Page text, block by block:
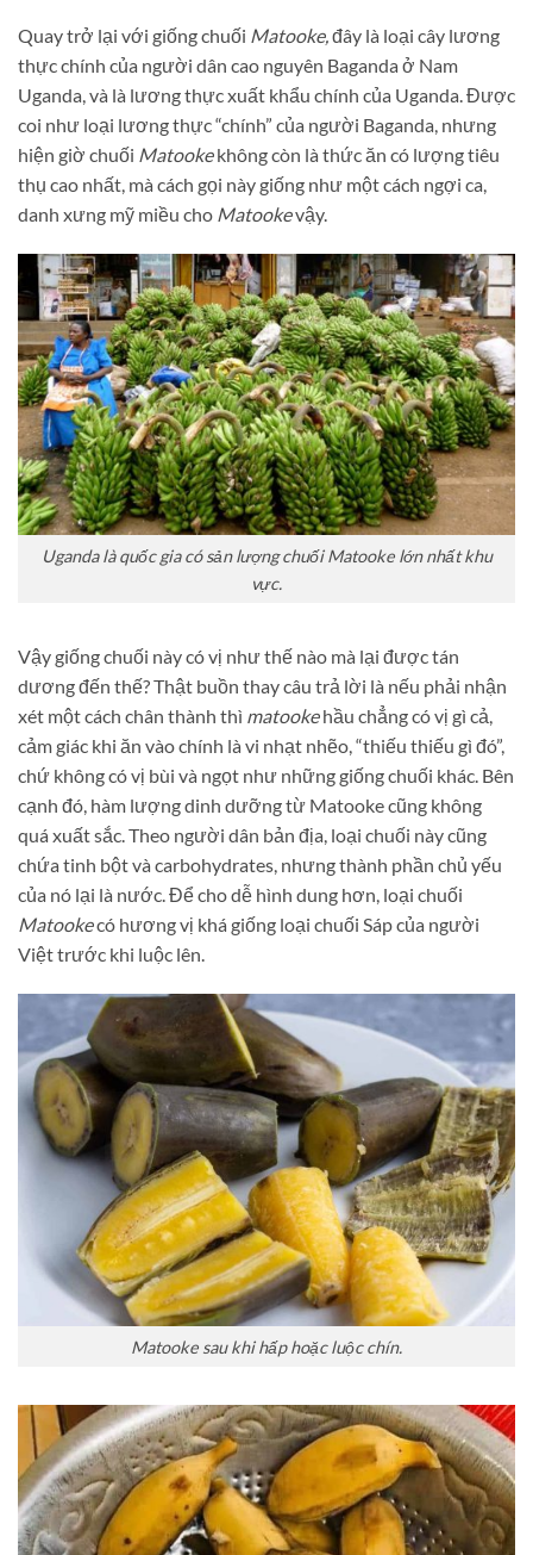
Quay trở lại với giống chuối Matooke,đây là loại cây lương
thực chính của người dân cao nguyên Baganda ở Nam
Uganda, và là lương thực xuất khẩu chính của Uganda. Được
coi như loại lương thực “chính” của người Baganda, nhưng
hiện giờ chuối Matookekhông còn là thức ăn có lượng tiêu
thụ cao nhất, mà cách gọi này giống như một cách ngợi ca,
danh xưng mỹ miều cho Matookevậy.
Uganda là quốc gia có sản lượng chuối Matooke lớn nhất khu
vực.
Vậy giống chuối này có vị như thế nào mà lại được tán
dương đến thế?Thật buồn thay câu trả lời là nếu phải nhận
xét một cách chân thành thì matookehầu chẳng có vị gì cả,
cảm giác khi ăn vào chính là vi nhạt nhẽo, “thiếu thiếu gì đó”,
chứ không có vị bùi và ngọt như những giống chuối khác. Bên
cạnh đó, hàm lượng dinh dưỡng từ Matooke cũng không
quá xuất sắc. Theo người dân bản địa, loại chuối này cũng
chứa tinh bột và carbohydrates, nhưng thành phần chủ yếu
của nó lại là nước. Để cho dễ hình dung hơn, loại chuối
Matookecó hương vị khá giống loại chuối Sáp của người
Việt trước khi luộc lên.
Matooke sau khi hấp hoặc luộc chín.